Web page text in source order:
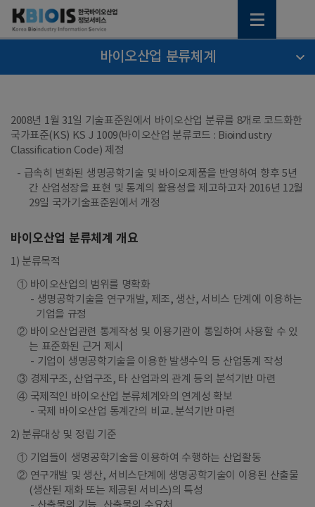
바이오산업 분류체계
2008년 1월 31일 기술표준원에서 바이오산업 분류를 8개로 코드화한
국가표준(KS) KS J 1009(바이오산업 분류코드 : Bioindustry
Classification Code) 제정
- 급속히 변화된 생명공학기술 및 바이오제품을 반영하여 향후 5년
간 산업성장을 표현 및 통계의 활용성을 제고하고자 2016년 12월
29일 국가기술표준원에서 개정
바이오산업 분류체계 개요
1) 분류목적
① 바이오산업의 범위를 명확화
생명공학기술을 연구개발, 제조, 생산, 서비스 단계에 이용하는
기업을 규정
② 바이오산업관련 통계작성 및 이용기관이 통일하여 사용할 수 있
는 표준화된 근거 제시
기업이 생명공학기술을 이용한 발생수익 등 산업통계 작성
③ 경제구조, 산업구조, 타 산업과의 관계 등의 분석기반 마련
④ 국제적인 바이오산업 분류체계와의 연계성 확보
국제 바이오산업 통계간의 비교․분석기반 마련
2) 분류대상 및 정립 기준
① 기업들이 생명공학기술을 이용하여 수행하는 산업활동
② 연구개발 및 생산, 서비스단계에 생명공학기술이 이용된 산출물
(생산된 재화 또는 제공된 서비스)의 특성